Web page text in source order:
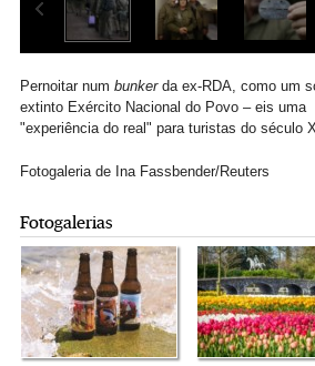
Pernoitar num bunker da ex-RDA, como um
extinto Exército Nacional do Povo – eis uma
"experiência do real" para turistas do século
Fotogaleria de Ina Fassbender/Reuters
Fotogalerias